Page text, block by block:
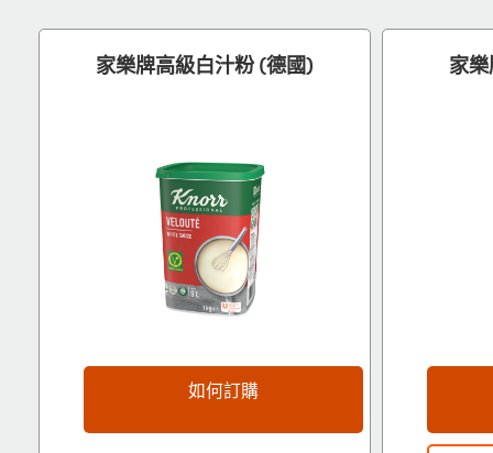
家樂牌高級白汁粉 (德國)
如何訂購
家